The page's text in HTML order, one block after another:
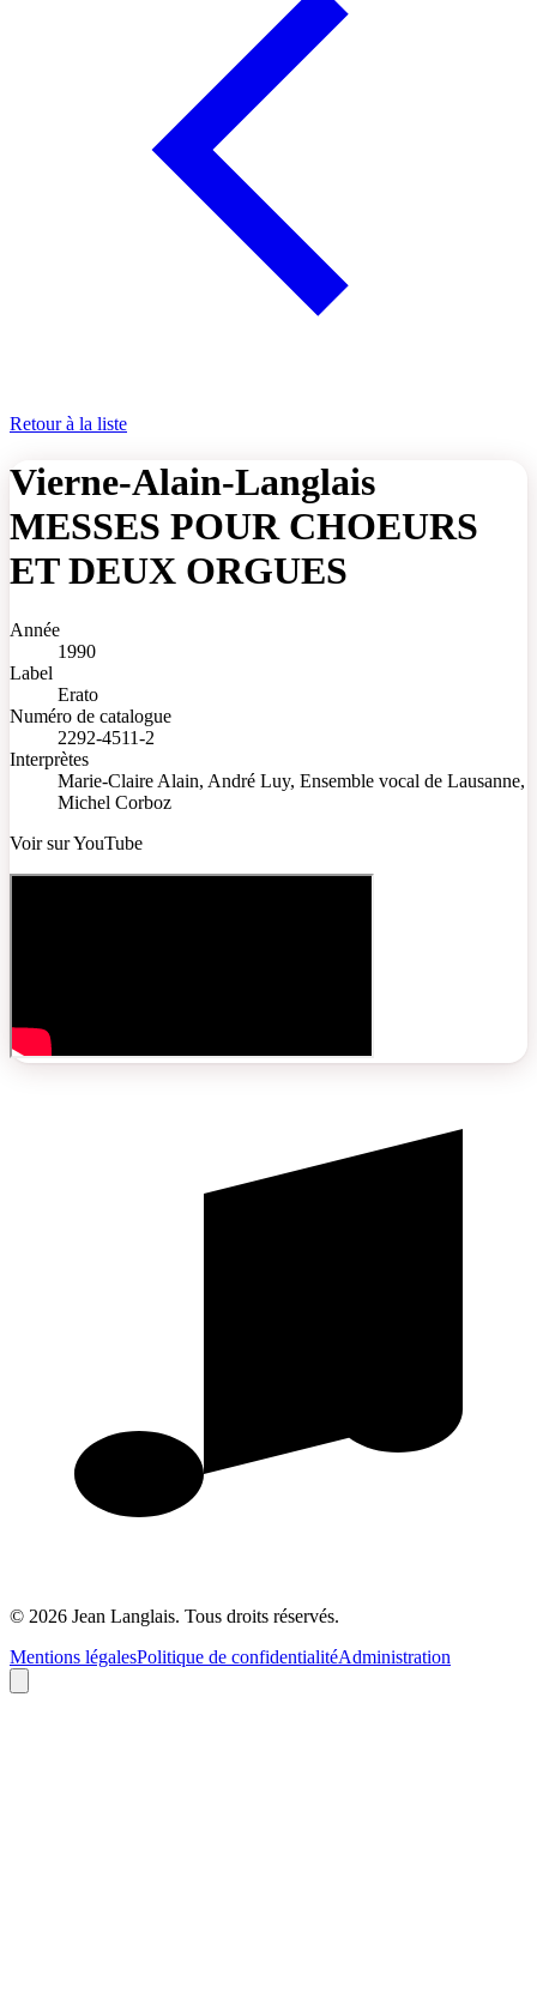
Retour à la liste
Vierne-Alain-Langlais
MESSES POUR CHOEURS
ET DEUX ORGUES
Année
1990
Label
Erato
Numéro de catalogue
2292-4511-2
Interprètes
Marie-Claire Alain, André Luy, Ensemble vocal de Lausanne,
Michel Corboz
Voir sur YouTube
© 2026 Jean Langlais. Tous droits réservés.
Mentions légalesPolitique de confidentialitéAdministration